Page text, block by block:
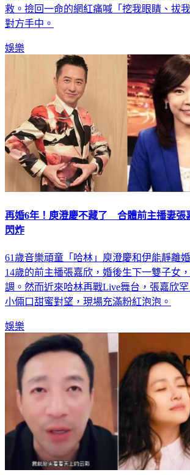
救。撿回一命的網紅痛喊「挖我眼睛、拔
對方手中。
娛樂
再婚6年！庾澄慶不藏了 合體前主播妻張
閃炸
61歲音樂頑童「哈林」庾澄慶和伊能靜離
14歲的前主播張嘉欣，婚後生下一雙子女
調。然而近來哈林再戰Live舞台，張嘉欣罕
小倆口甜蜜對望，現場充滿粉紅泡泡。
娛樂